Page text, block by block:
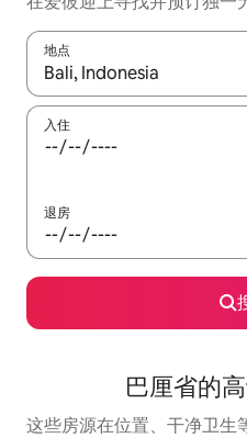
地点
如有搜索结果，请使用上下
入住
退房
巴厘省的
这些房源在位置、干净卫生